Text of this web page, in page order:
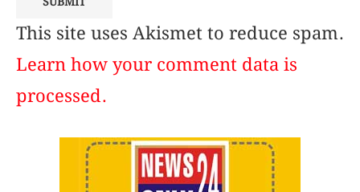
This site uses Akismet to reduce spam.
Learn how your comment data is
processed.